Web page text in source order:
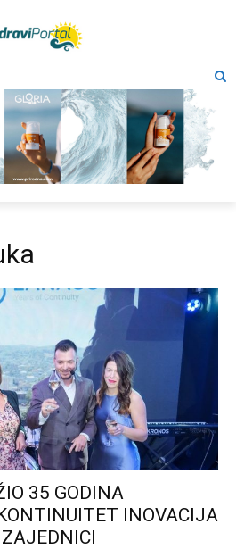
35 GODINA
INOVACIJA